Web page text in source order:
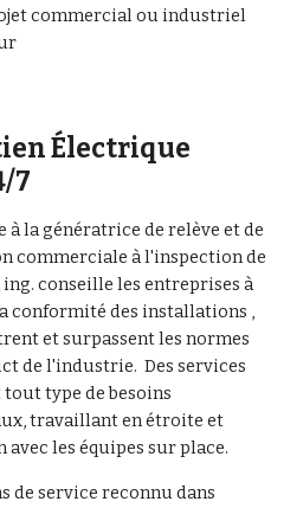
commercial ou industriel
Électrique
7
à la génératrice de relève et de
commerciale à l'inspection de
conseille les entreprises à
conformité des installations ,
et surpassent les normes
de l'industrie.  Des services
type de besoins
travaillant en étroite et
les équipes sur place.
de service reconnu dans